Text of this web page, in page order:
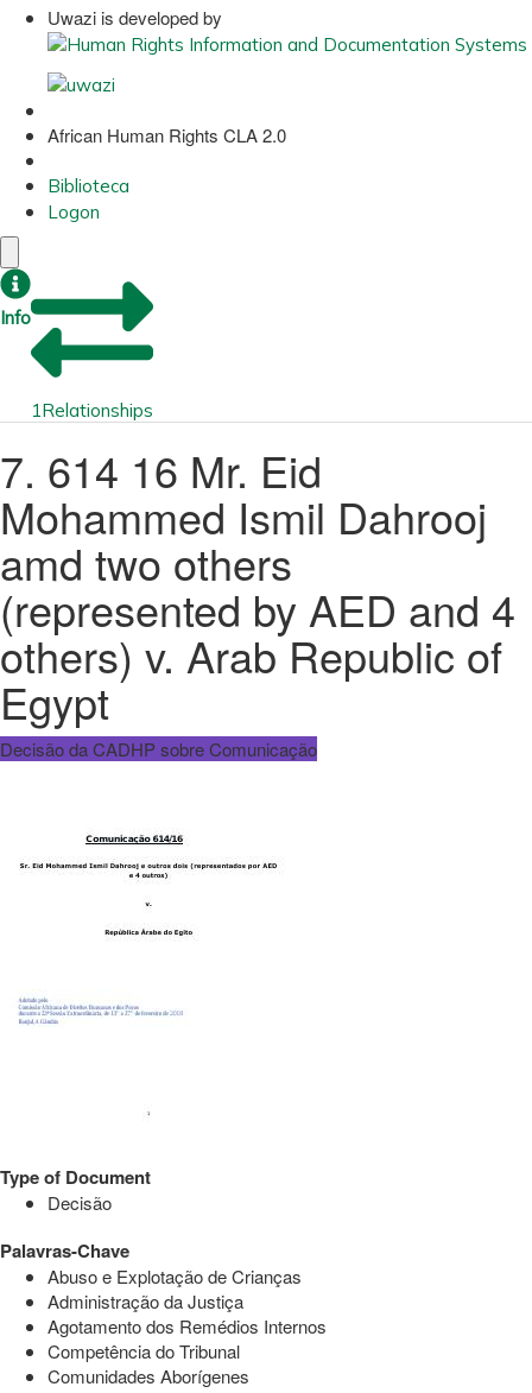
Uwazi is developed by
African Human Rights CLA 2.0
Biblioteca
Logon
Info
1Relationships
7. 614 16 Mr. Eid
Mohammed Ismil Dahrooj
amd two others
(represented by AED and 4
others) v. Arab Republic of
Egypt
Decisão da CADHP sobre Comunicação
Type of Document
Decisão
Palavras-Chave
Abuso e Explotação de Crianças
Administração da Justiça
Agotamento dos Remédios Internos
Competência do Tribunal
Comunidades Aborígenes